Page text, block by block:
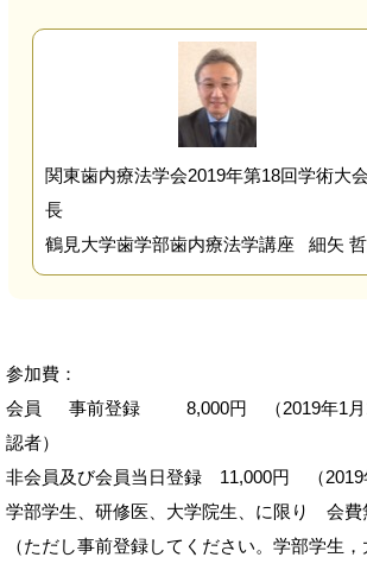
関東歯内療法学会2019年第18回学術大
長
鶴見大学歯学部歯内療法学講座 細矢
参加費：
会員 事前登録 8,000円 （2019年1月
認者）
非会員及び会員当日登録 11,000円 （
学部学生、研修医、大学院生、に限り 会費
（ただし事前登録してください。学部学生